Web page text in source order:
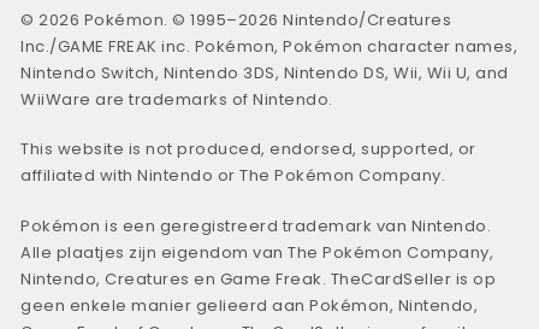
© 2026 Pokémon. © 1995–2026 Nintendo/Creatures
Inc./GAME FREAK inc. Pokémon, Pokémon character names,
Nintendo Switch, Nintendo 3DS, Nintendo DS, Wii, Wii U, and
WiiWare are trademarks of Nintendo.
This website is not produced, endorsed, supported, or
affiliated with Nintendo or The Pokémon Company.
Pokémon is een geregistreerd trademark van Nintendo.
Alle plaatjes zijn eigendom van The Pokémon Company,
Nintendo, Creatures en Game Freak. TheCardSeller is op
geen enkele manier gelieerd aan Pokémon, Nintendo,